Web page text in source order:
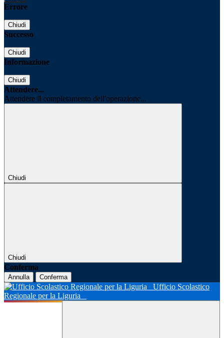
Errore
Chiudi
Successo
Chiudi
Informazione
Chiudi
Attendere...
Attendere il completamento dell'operazione...
Chiudi
Chiudi
Conferma
Annulla Conferma
Ufficio Scolastico
Regionale per la Liguria